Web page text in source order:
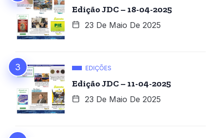
Edição JDC – 18-04-2025
23 De Maio De 2025
EDIÇÕES
Edição JDC – 11-04-2025
23 De Maio De 2025